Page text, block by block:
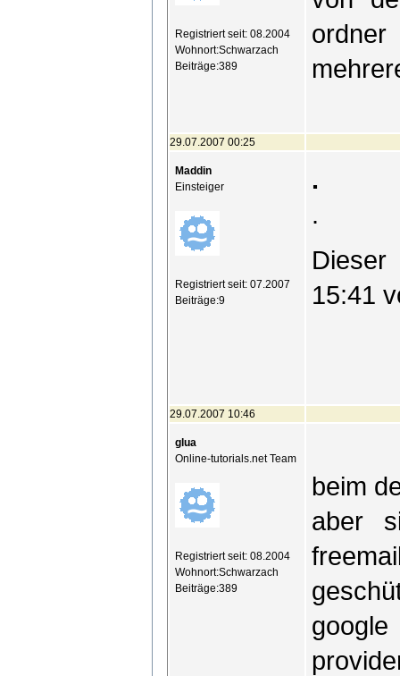
Registriert seit: 08.2004
Wohnort:Schwarzach
Beiträge:389
29.07.2007 00:25
Maddin
Einsteiger
Registriert seit: 07.2007
Beiträge:9
.
.
Dieser
15:41
29.07.2007 10:46
glua
Online-tutorials.net Team
Registriert seit: 08.2004
Wohnort:Schwarzach
Beiträge:389
beim
aber